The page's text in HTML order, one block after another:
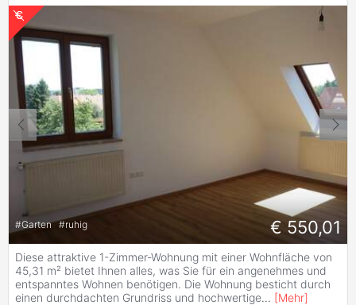
#Garten #ruhig € 550,01
Diese attraktive 1-Zimmer-Wohnung mit einer Wohnfläche von
45,31 m² bietet Ihnen alles, was Sie für ein angenehmes und
entspanntes Wohnen benötigen. Die Wohnung besticht durch
einen durchdachten Grundriss und hochwertige... [Mehr]